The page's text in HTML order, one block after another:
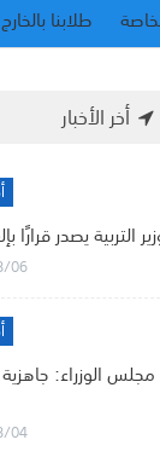
طلابنا بالخارج
أخر الأخبار
التربية يصدر
06
مجلس الوزراء:
04